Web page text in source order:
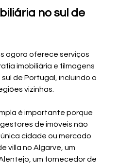
no sul de
agora oferece serviços
imobiliária e filmagens
de Portugal, incluindo o
vizinhas.
é importante porque
de imóveis não
cidade ou mercado
villa no Algarve, um
um fornecedor de